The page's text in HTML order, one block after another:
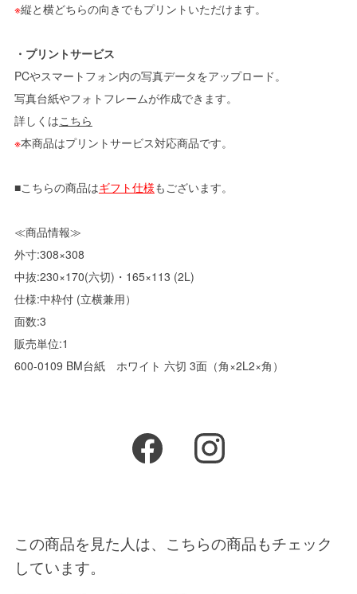
※縦と横どちらの向きでもプリントいただけます。
・プリントサービス
PCやスマートフォン内の写真データをアップロード。
写真台紙やフォトフレームが作成できます。
詳しくはこちら
※本商品はプリントサービス対応商品です。
■こちらの商品はギフト仕様もございます。
≪商品情報≫
外寸:308×308
中抜:230×170(六切)・165×113 (2L)
仕様:中枠付 (立横兼用）
面数:3
販売単位:1
600-0109 BM台紙 ホワイト 六切 3面（角×2L2×角）
この商品を見た人は、こちらの商品もチェック
しています。